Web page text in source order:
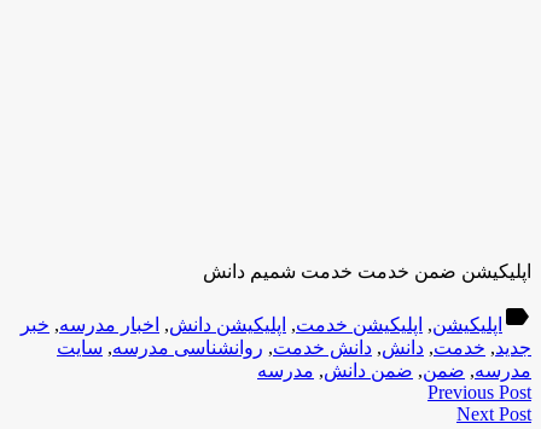
اپلیکیشن ضمن خدمت خدمت شمیم دانش
label اپلیکیشن, اپلیکیشن خدمت, اپلیکیشن دانش, اخبار مدرسه, خبر
جدید, خدمت, دانش, دانش خدمت, روانشناسی مدرسه, سایت
مدرسه, ضمن, ضمن دانش, مدرسه
Previous Post
Next Post